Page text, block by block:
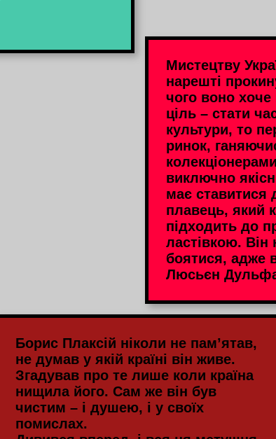
Мистецтву
нарешті
чого воно
ціль – стати
культури, то
ринок,
виключно
має ставитися
плавець, який
підходить до
ластівкою. Він
боятися, адже
Люсьєн
Борис Плаксій ніколи не пам’ятав,
не думав у якій країні він живе.
Згадував про те лише коли країна
нищила його. Сам же він був
чистим – і душею, і у своїх
помислах.